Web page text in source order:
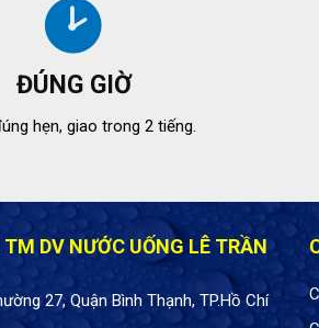
ĐÚNG GIỜ
hẹn, giao trong 2 tiếng.
DV NƯỚC UỐNG LÊ TRẦN
27, Quận Bình Thạnh, TP.Hồ Chí